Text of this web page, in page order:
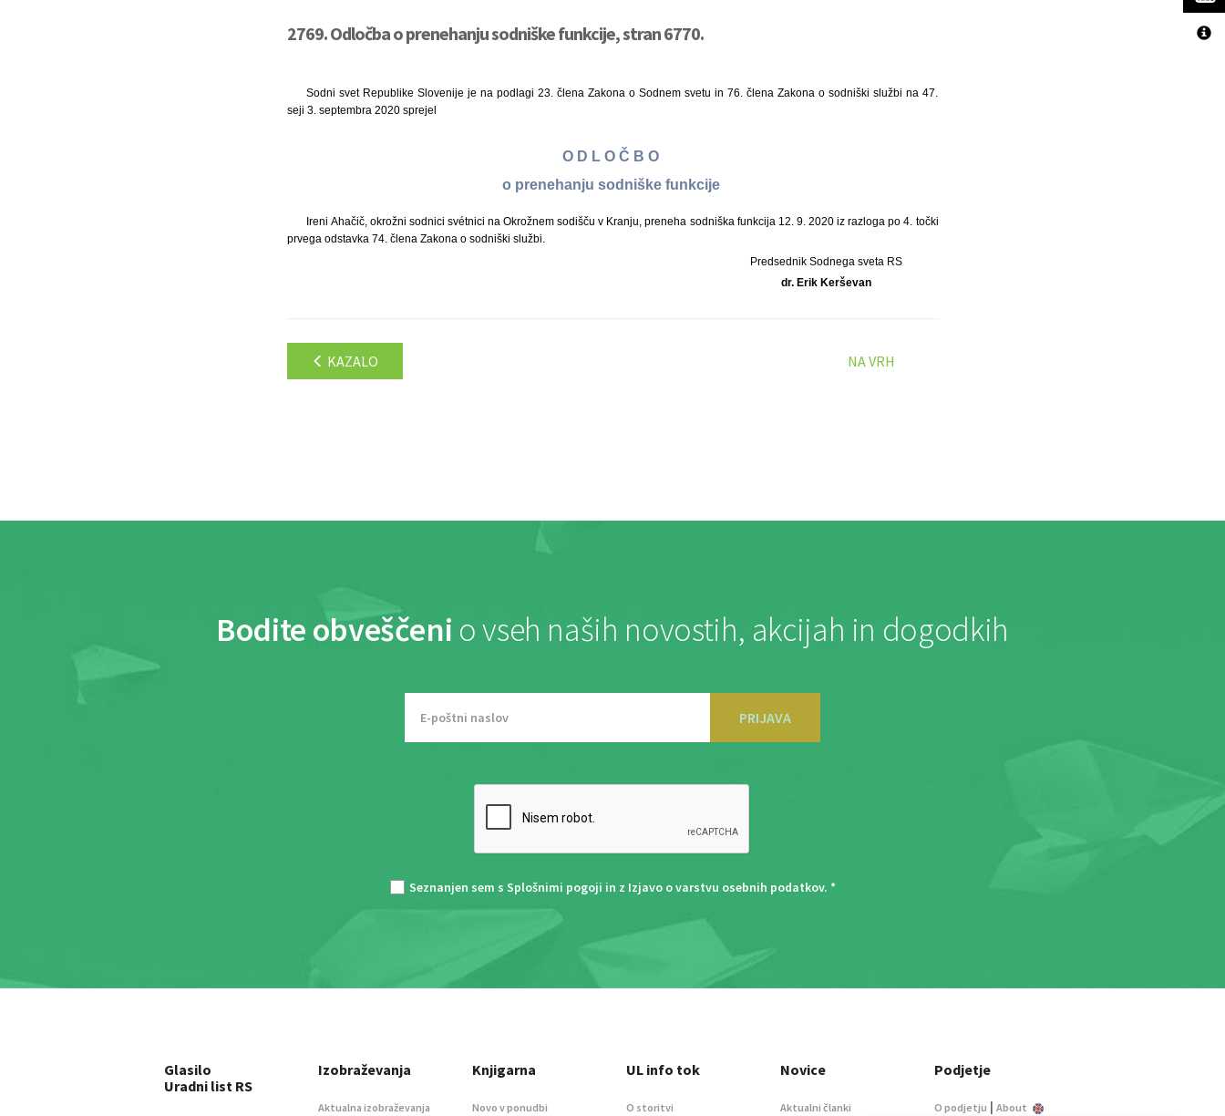
2769. Odločba o prenehanju sodniške funkcije, stran 6770.
Sodni svet Republike Slovenije je na podlagi 23. člena Zakona o Sodnem svetu in 76. člena Zakona o sodniški službi na 47.
seji 3. septembra 2020 sprejel
O D L O Č B O
o prenehanju sodniške funkcije
Ireni Ahačič, okrožni sodnici svétnici na Okrožnem sodišču v Kranju, preneha sodniška funkcija 12. 9. 2020 iz razloga po 4. točki
prvega odstavka 74. člena Zakona o sodniški službi.
Predsednik Sodnega sveta RS
dr. Erik Kerševan
KAZALO NA VRH
Bodite obveščeni o vseh naših novostih, akcijah in dogodkih
PRIJAVA
Seznanjen sem s Splošnimi pogoji in z Izjavo o varstvu osebnih podatkov. *
Glasilo
Uradni list RS
Izobraževanja
Aktualna izobraževanja
Knjigarna
Novo v ponudbi
UL info tok
O storitvi
Novice
Aktualni članki
Podjetje
O podjetju | About